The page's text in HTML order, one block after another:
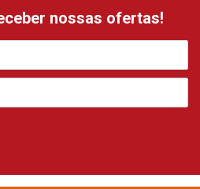
nossas ofertas!